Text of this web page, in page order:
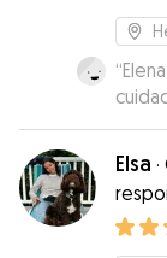
“
los
Elsa ·